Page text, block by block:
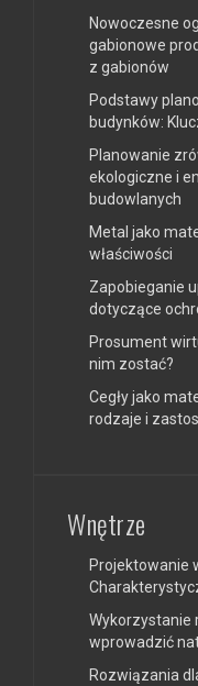
Nowoczesne
gabionowe
z gabionów
Podstawy
budynków:
Planowanie
ekologiczne i
budowlanych
Metal jako
właściwości
Zapobieganie
dotyczące
Prosument
nim zostać?
Cegły jako
rodzaje i
Wnętrze
Projektowanie
Wykorzystanie
wprowadzić
Rozwiązania